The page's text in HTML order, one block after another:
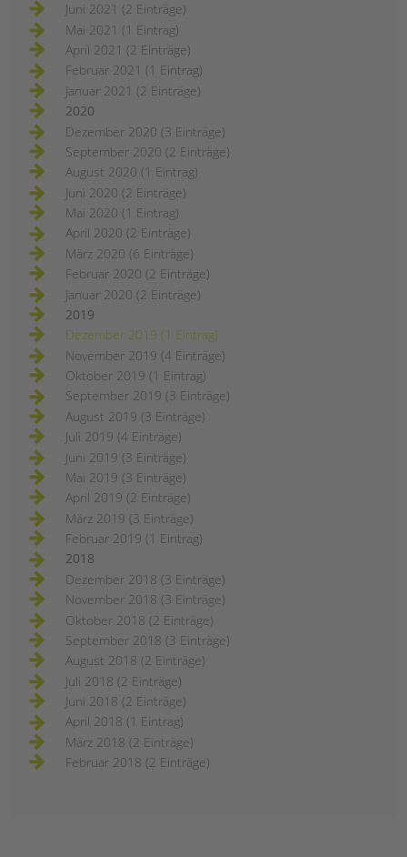
Juni 2021 (2 Einträge)
Mai 2021 (1 Eintrag)
April 2021 (2 Einträge)
Februar 2021 (1 Eintrag)
Januar 2021 (2 Einträge)
2020
Dezember 2020 (3 Einträge)
September 2020 (2 Einträge)
August 2020 (1 Eintrag)
Juni 2020 (2 Einträge)
Mai 2020 (1 Eintrag)
April 2020 (2 Einträge)
März 2020 (6 Einträge)
Februar 2020 (2 Einträge)
Januar 2020 (2 Einträge)
2019
Dezember 2019 (1 Eintrag)
November 2019 (4 Einträge)
Oktober 2019 (1 Eintrag)
September 2019 (3 Einträge)
August 2019 (3 Einträge)
Juli 2019 (4 Einträge)
Juni 2019 (3 Einträge)
Mai 2019 (3 Einträge)
April 2019 (2 Einträge)
März 2019 (3 Einträge)
Februar 2019 (1 Eintrag)
2018
Dezember 2018 (3 Einträge)
November 2018 (3 Einträge)
Oktober 2018 (2 Einträge)
September 2018 (3 Einträge)
August 2018 (2 Einträge)
Juli 2018 (2 Einträge)
Juni 2018 (2 Einträge)
April 2018 (1 Eintrag)
März 2018 (2 Einträge)
Februar 2018 (2 Einträge)